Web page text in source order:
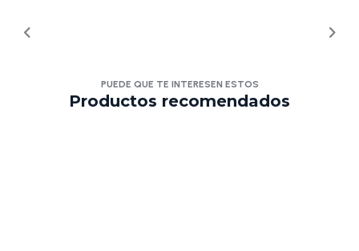
PUEDE QUE TE INTERESEN ESTOS
Productos recomendados